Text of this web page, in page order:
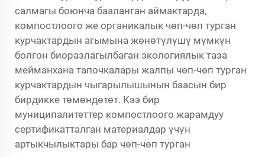
салмагы боюнча бааланган аймактарда,
компостлоого же органикалык чөп-чөп турган
курчактардын агымына жөнөтүлүшү мүмкүн
болгон биоразлагылбаган экологиялык таза
мейманхана тапочкалары жалпы чөп-чөп турган
курчактардын чыгарылышынын баасын бир
бирдикке төмөндөтөт. Кээ бир
муниципалитеттер компостлоого жарамдуу
сертификатталган материалдар үчүн
артыкчылыктары бар чөп-чөп турган